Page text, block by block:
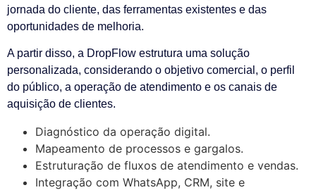
jornada do cliente, das ferramentas existentes e das
oportunidades de melhoria.
A partir disso, a DropFlow estrutura uma solução
personalizada, considerando o objetivo comercial, o perfil
do público, a operação de atendimento e os canais de
aquisição de clientes.
Diagnóstico da operação digital.
Mapeamento de processos e gargalos.
Estruturação de fluxos de atendimento e vendas.
Integração com WhatsApp, CRM, site e